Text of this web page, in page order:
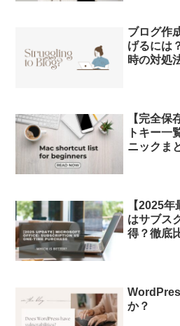
ブログ作
げるには
時の対処
【完全保
トキー一
ニックま
【2025
はサブス
得？徹底
か？